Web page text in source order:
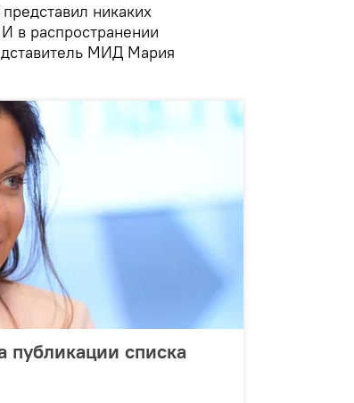
никаких
в распространении
МИД Мария
списка